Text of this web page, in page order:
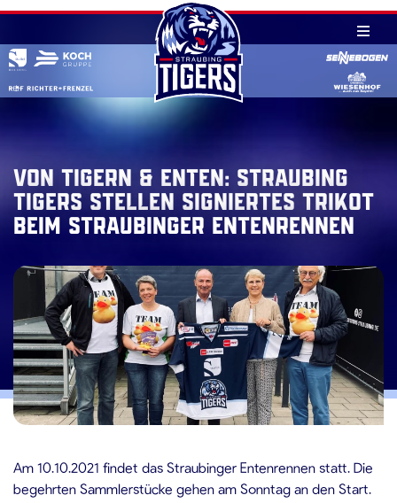
Skip
content
Von Tigern & Enten: Straubing
Tigers stellen signiertes Trikot
beim Straubinger Entenrennen
Am 10.10.2021 findet das Straubinger Entenrennen statt. Die
begehrten Sammlerstücke gehen am Sonntag an den Start.